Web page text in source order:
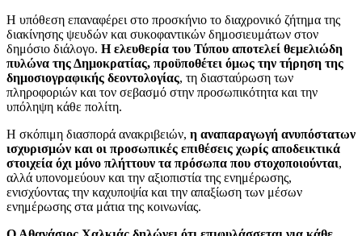
Η υπόθεση επαναφέρει στο προσκήνιο το διαχρονικό ζήτημα της
διακίνησης ψευδών και συκοφαντικών δημοσιευμάτων στον
δημόσιο διάλογο. Η ελευθερία του Τύπου αποτελεί θεμελιώδη
πυλώνα της Δημοκρατίας, προϋποθέτει όμως την τήρηση της
δημοσιογραφικής δεοντολογίας, τη διασταύρωση των
πληροφοριών και τον σεβασμό στην προσωπικότητα και την
υπόληψη κάθε πολίτη.
Η σκόπιμη διασπορά ανακριβειών, η αναπαραγωγή ανυπόστατων
ισχυρισμών και οι προσωπικές επιθέσεις χωρίς αποδεικτικά
στοιχεία όχι μόνο πλήττουν τα πρόσωπα που στοχοποιούνται,
αλλά υπονομεύουν και την αξιοπιστία της ενημέρωσης,
ενισχύοντας την καχυποψία και την απαξίωση των μέσων
ενημέρωσης στα μάτια της κοινωνίας.